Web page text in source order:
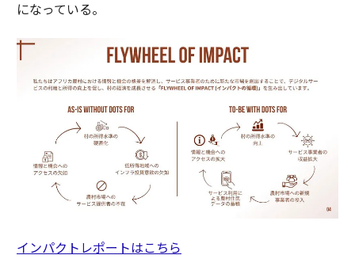
になっている。
インパクトレポートはこちら